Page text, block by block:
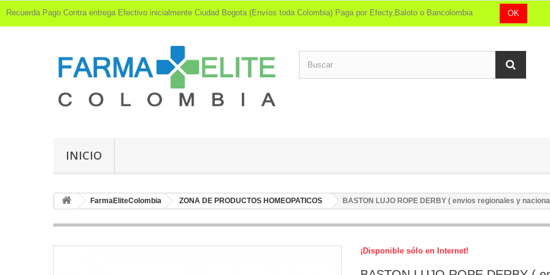
INICIO
FarmaEliteColombia ZONA DE PRODUCTOS HOMEOPATICOS BASTON LUJO ROPE DERBY ( envios regionales y
¡Disponible sólo en Internet!
Recuerda Pago Contra entrega Efectivo inicialmente Ciudad Bogota (Envíos toda Colombia) Paga por Efecty,Baloto o Bancolombia OK